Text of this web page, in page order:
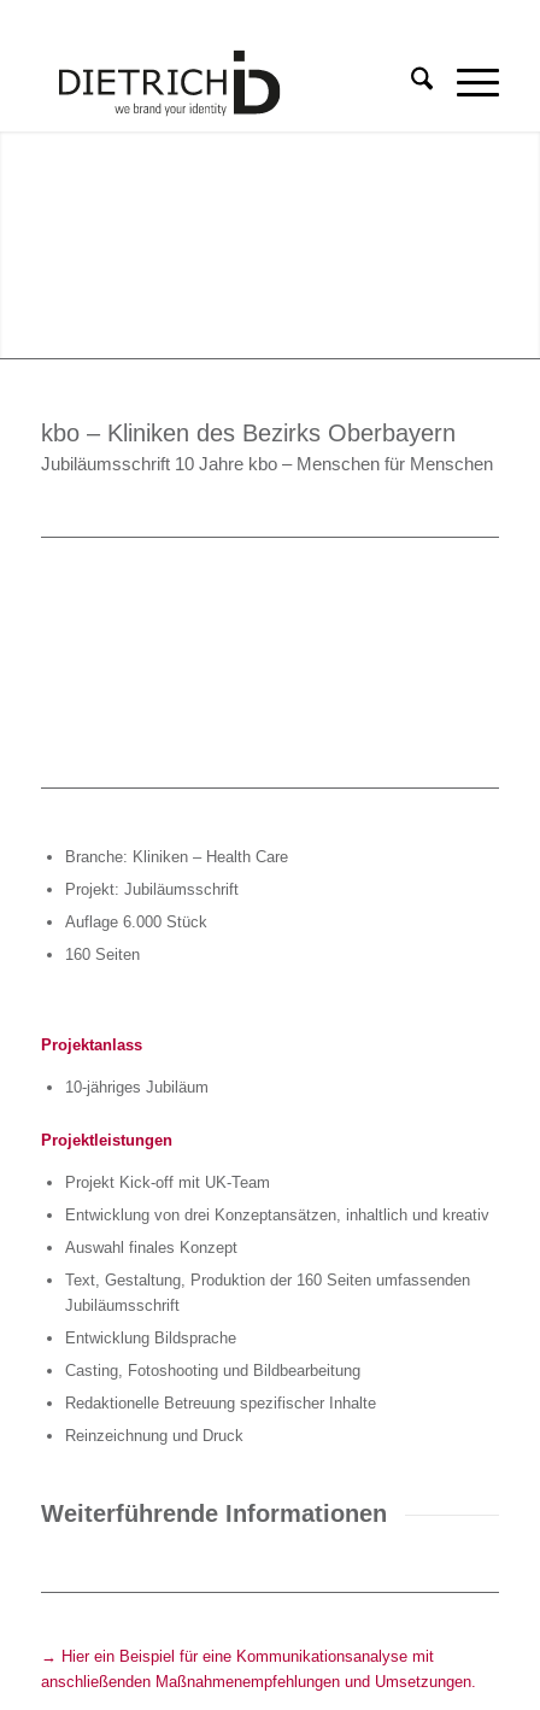
kbo – Kliniken des Bezirks Oberbayern
Jubiläumsschrift 10 Jahre kbo – Menschen für Menschen
Branche: Kliniken – Health Care
Projekt: Jubiläumsschrift
Auflage 6.000 Stück
160 Seiten
Projektanlass
10-jähriges Jubiläum
Projektleistungen
Projekt Kick-off mit UK-Team
Entwicklung von drei Konzeptansätzen, inhaltlich und kreativ
Auswahl finales Konzept
Text, Gestaltung, Produktion der 160 Seiten umfassenden
Jubiläumsschrift
Entwicklung Bildsprache
Casting, Fotoshooting und Bildbearbeitung
Redaktionelle Betreuung spezifischer Inhalte
Reinzeichnung und Druck
Weiterführende Informationen
→ Hier ein Beispiel für eine Kommunikationsanalyse mit
anschließenden Maßnahmenempfehlungen und Umsetzungen.